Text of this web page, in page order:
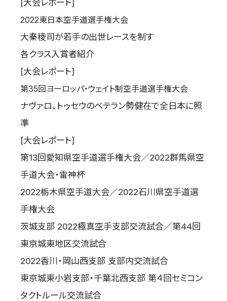
[大会レポート]
2022東日本空手道選手権大会
大秦稜司が若手の出世レースを制す
各クラス入賞者紹介
[大会レポート]
第35回ヨーロッパ・ウェイト制空手道選手権大会
ナヴァロ、トゥセウのベテラン勢健在で全日本に照
準
[大会レポート]
第13回愛知県空手道選手権大会／2022群馬県空
手道大会・雷神杯
2022栃木県空手道大会／2022石川県空手道選
手権大会
茨城支部 2022極真空手支部交流試合／第44回
東京城東地区交流試合
2022香川・岡山西支部 支部内交流試合
東京城東小岩支部・千葉北西支部 第４回セミコン
タクトルール交流試合